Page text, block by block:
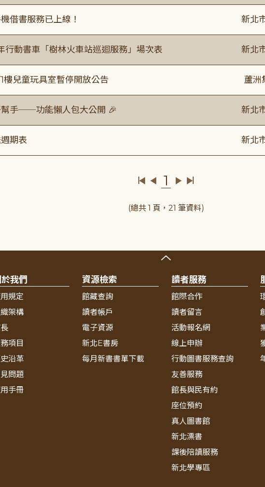
借書服務已上線！ 新北
行動書車「樹林火車站巡迴服務」場次表 新北
樓兒童玩具室暫停開放公告 蘆洲
幫手──功能懶人包大公開 🎉 新北
期表 新北
1
(總共 1 頁，21 筆資料)
於我們
規定
架構
項目
沿革
問題
手冊
資源檢索
館藏查詢
讀者帳戶
電子資源
新北E書房
每月新書書單下載
讀者服務
館際合作
讀者留言
活動報名網
線上申辦
行動圖書服務查詢
友善服務
館長與民有約
座位預約
真人圖書館
新北漂書
課後陪讀服務
新北學專區